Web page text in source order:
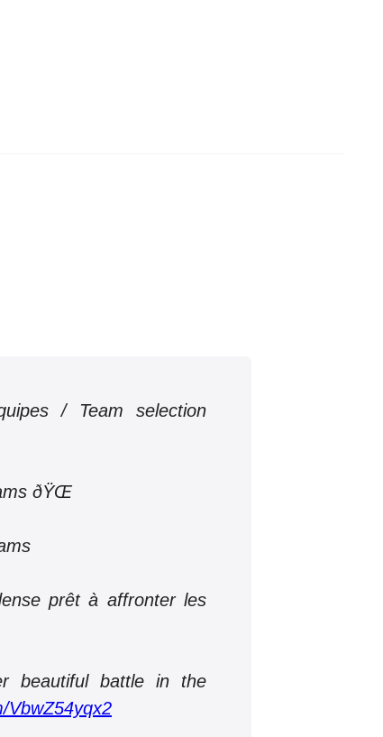
/ Team selection
ðŸŒ
prêt à affronter les
beautiful battle in the
VbwZ54yqx2